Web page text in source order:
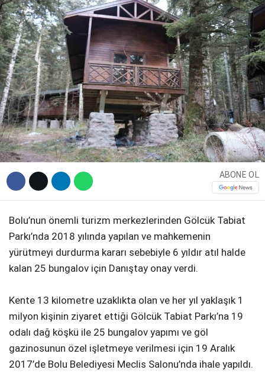
WhatsApp İhbar Hattı
Facebook
Instagram
Youtube
ABONE OL
Bolu’nun önemli turizm merkezlerinden Gölcük Tabiat
Parkı’nda 2018 yılında yapılan ve mahkemenin
yürütmeyi durdurma kararı sebebiyle 6 yıldır atıl halde
kalan 25 bungalov için Danıştay onay verdi.
Kente 13 kilometre uzaklıkta olan ve her yıl yaklaşık 1
milyon kişinin ziyaret ettiği Gölcük Tabiat Parkı’na 19
odalı dağ köşkü ile 25 bungalov yapımı ve göl
gazinosunun özel işletmeye verilmesi için 19 Aralık
2017’de Bolu Belediyesi Meclis Salonu’nda ihale yapıldı.